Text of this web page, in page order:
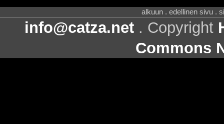
alkuun . edellinen sivu .
info@catza.net . Copyright
Commons